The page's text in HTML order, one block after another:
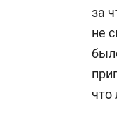
за
не
что